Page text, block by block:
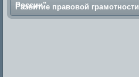
России"
Развитие правовой грамотности